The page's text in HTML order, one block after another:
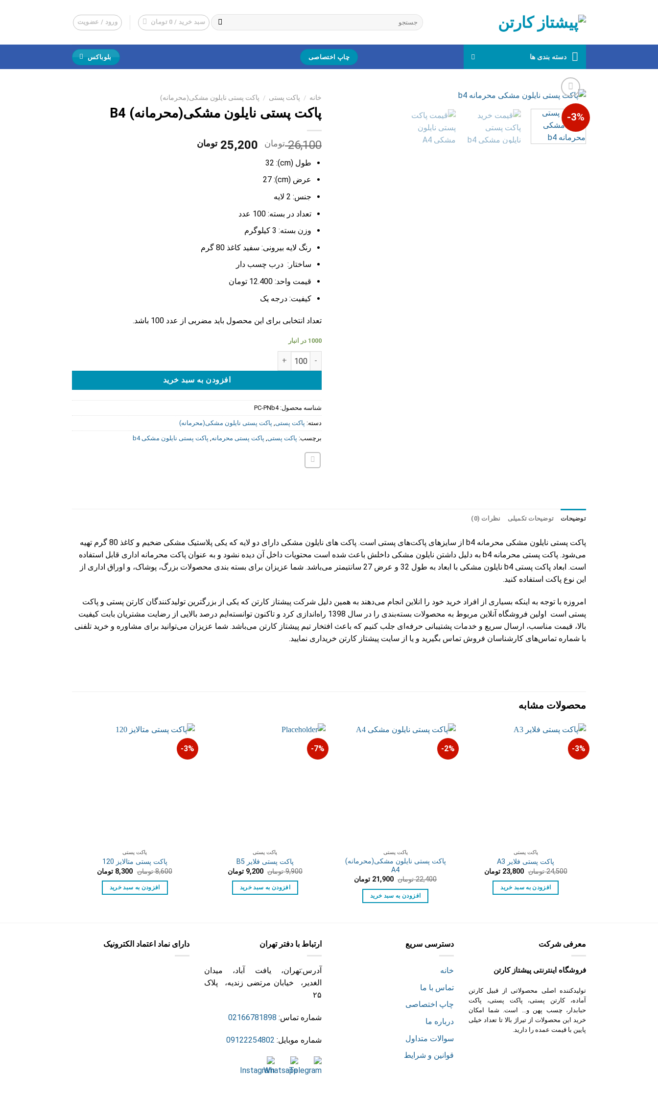
جستجو
برای:
سبد خرید / 0 تومان ورود / عضویت
دسته بندی ها چاپ اختصاصی بلوباکس
3%-
خانه / پاکت پستی / پاکت پستی نایلون مشکی(محرمانه)
پاکت پستی نایلون مشکی(محرمانه) B4
26,100 تومان
قیمت
25,200 تومان
طول (cm): 32
عرض (cm): 27
جنس: 2 لایه
تعداد در بسته: 100
عدد
وزن بسته: 3
کیلوگرم
رنگ لایه بیرونی: سفید کاغذ 80 گرم
ساختار: درب چسب دار
قیمت واحد: 12.400 تومان
کیفیت: درجه یک
تعداد انتخابی برای این محصول باید مضربی از عدد 100 باشد.
1000 در انبار
پاکت پستی نایلون مشکی(محرمانه) B4 عدد
افزودن به سبد خرید
شناسه محصول:PC-PNb4
دسته: پاکت پستی پاکت پستی نایلون مشکی(محرمانه)
برچسب: پاکت پستی پاکت پستی محرمانه پاکت پستی نایلون مشکی b4
توضیحات توضیحات تکمیلی نظرات (0)
پاکت پستی نایلون مشکی محرمانه b4 از سایزهای پاکت‌های پستی است. پاکت های نایلون مشکی دارای دو لایه که یکی پلاستیک مشکی ضخیم و کاغذ 80 گرم تهیه
می‌شود. پاکت پستی محرمانه b4 به دلیل داشتن نایلون مشکی داخلش باعث شده است محتویات داخل آن دیده نشود و به عنوان پاکت محرمانه اداری قابل استفاده
است. ابعاد پاکت پستی b4 نایلون مشکی با ابعاد به طول 32 و عرض 27 سانتیمتر می‌باشد. شما عزیزان برای بسته بندی محصولات بزرگ، پوشاک، و اوراق اداری از
این نوع پاکت استفاده کنید.
امروزه با توجه به اینکه بسیاری از افراد خرید خود را انلاین انجام می‌دهند به همین دلیل شرکت پیشتاز کارتن که یکی از بزرگترین تولیدکنندگان کارتن پستی و پاکت
پستی است اولین فروشگاه آنلاین مربوط به محصولات بسته‌بندی را در سال 1398 راه‌اندازی کرد و تاکنون توانسته‌ایم درصد بالایی از رضایت مشتریان بابت کیفیت
بالا، قیمت مناسب، ارسال سریع و خدمات پشتیبانی حرفه‌ای جلب کنیم که باعث افتخار تیم پیشتاز کارتن می‌باشد. شما عزیزان می‌توانید برای مشاوره و خرید تلفنی
با شماره تماس‌های کارشناسان فروش تماس بگیرید و یا از سایت پیشتاز کارتن خریداری نمایید.
محصولات مشابه
3%-
پاکت پستی
پاکت پستی فلایر A3
24,500 تومان قیمت
اصلی:
24,500 تومان
بود.
23,800 تومانقیمت
افزودن به سبد خرید
2%-
پاکت پستی
پاکت پستی نایلون مشکی(محرمانه)
A4
22,400 تومان قیمت
اصلی:
22,400 تومان
بود.
21,900 تومان
افزودن به سبد خرید
7%-
پاکت پستی
پاکت پستی فلایر B5
9,900 تومان قیمت
اصلی:
9,900 تومان
بود.
9,200 تومان
افزودن به سبد خرید
3%-
پاکت پستی
پاکت پستی متالایز 120
8,600 تومان قیمت
اصلی:
8,600 تومان
بود.
8,300 تومانقیمت
افزودن به سبد خرید
معرفی شرکت
فروشگاه اینترنتی پیشتاز کارتن
تولیدکننده اصلی محصولاتی از قبیل کارتن
آماده، کارتن پستی، پاکت پستی، پاکت
حبابدار، چسب پهن و… است. شما امکان
خرید این محصولات از تیراژ بالا تا تعداد خیلی
پایین با قیمت عمده را دارید.
دسترسی سریع
خانه
تماس با ما
چاپ اختصاصی
درباره ما
سوالات متداول
قوانین و شرایط
ارتباط با دفتر تهران
آدرس:تهران، یافت آباد، میدان
الغدیر، خیابان مرتضی زندیه، پلاک
۲۵
شماره تماس: 02166781898
شماره موبایل: 09122254802
دارای نماد اعتماد الکترونیک